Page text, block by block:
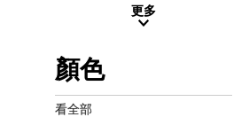
更多
顏色
看全部